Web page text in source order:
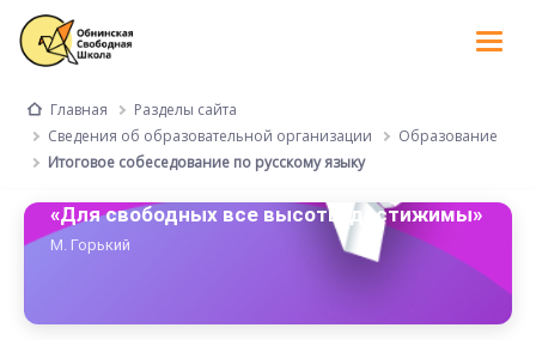
Главная
Разделы сайта
Сведения об образовательной организации
Образование
Итоговое собеседование по русскому языку
«Для свободных все высоты достижимы»
М. Горький